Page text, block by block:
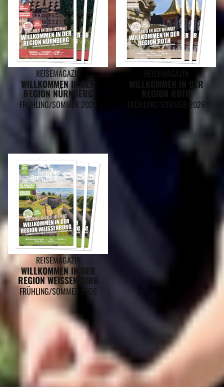
REISEMAGAZIN
WILLKOMMEN IN DER
REGION NÜRNBERG
FRÜHLING/SOMMER 2026
WILLKOMMEN IN DER
FRÜHLING/SOMMER 2026
REISEMAGAZIN
WILLKOMMEN IN DER
REGION WEISSENBURG
FRÜHLING/SOMMER 2026